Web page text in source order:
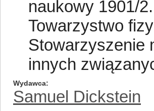
naukowy 1901/
Towarzystwo
Stowarzyszenie
innych
Wydawca
Samuel Dickstein